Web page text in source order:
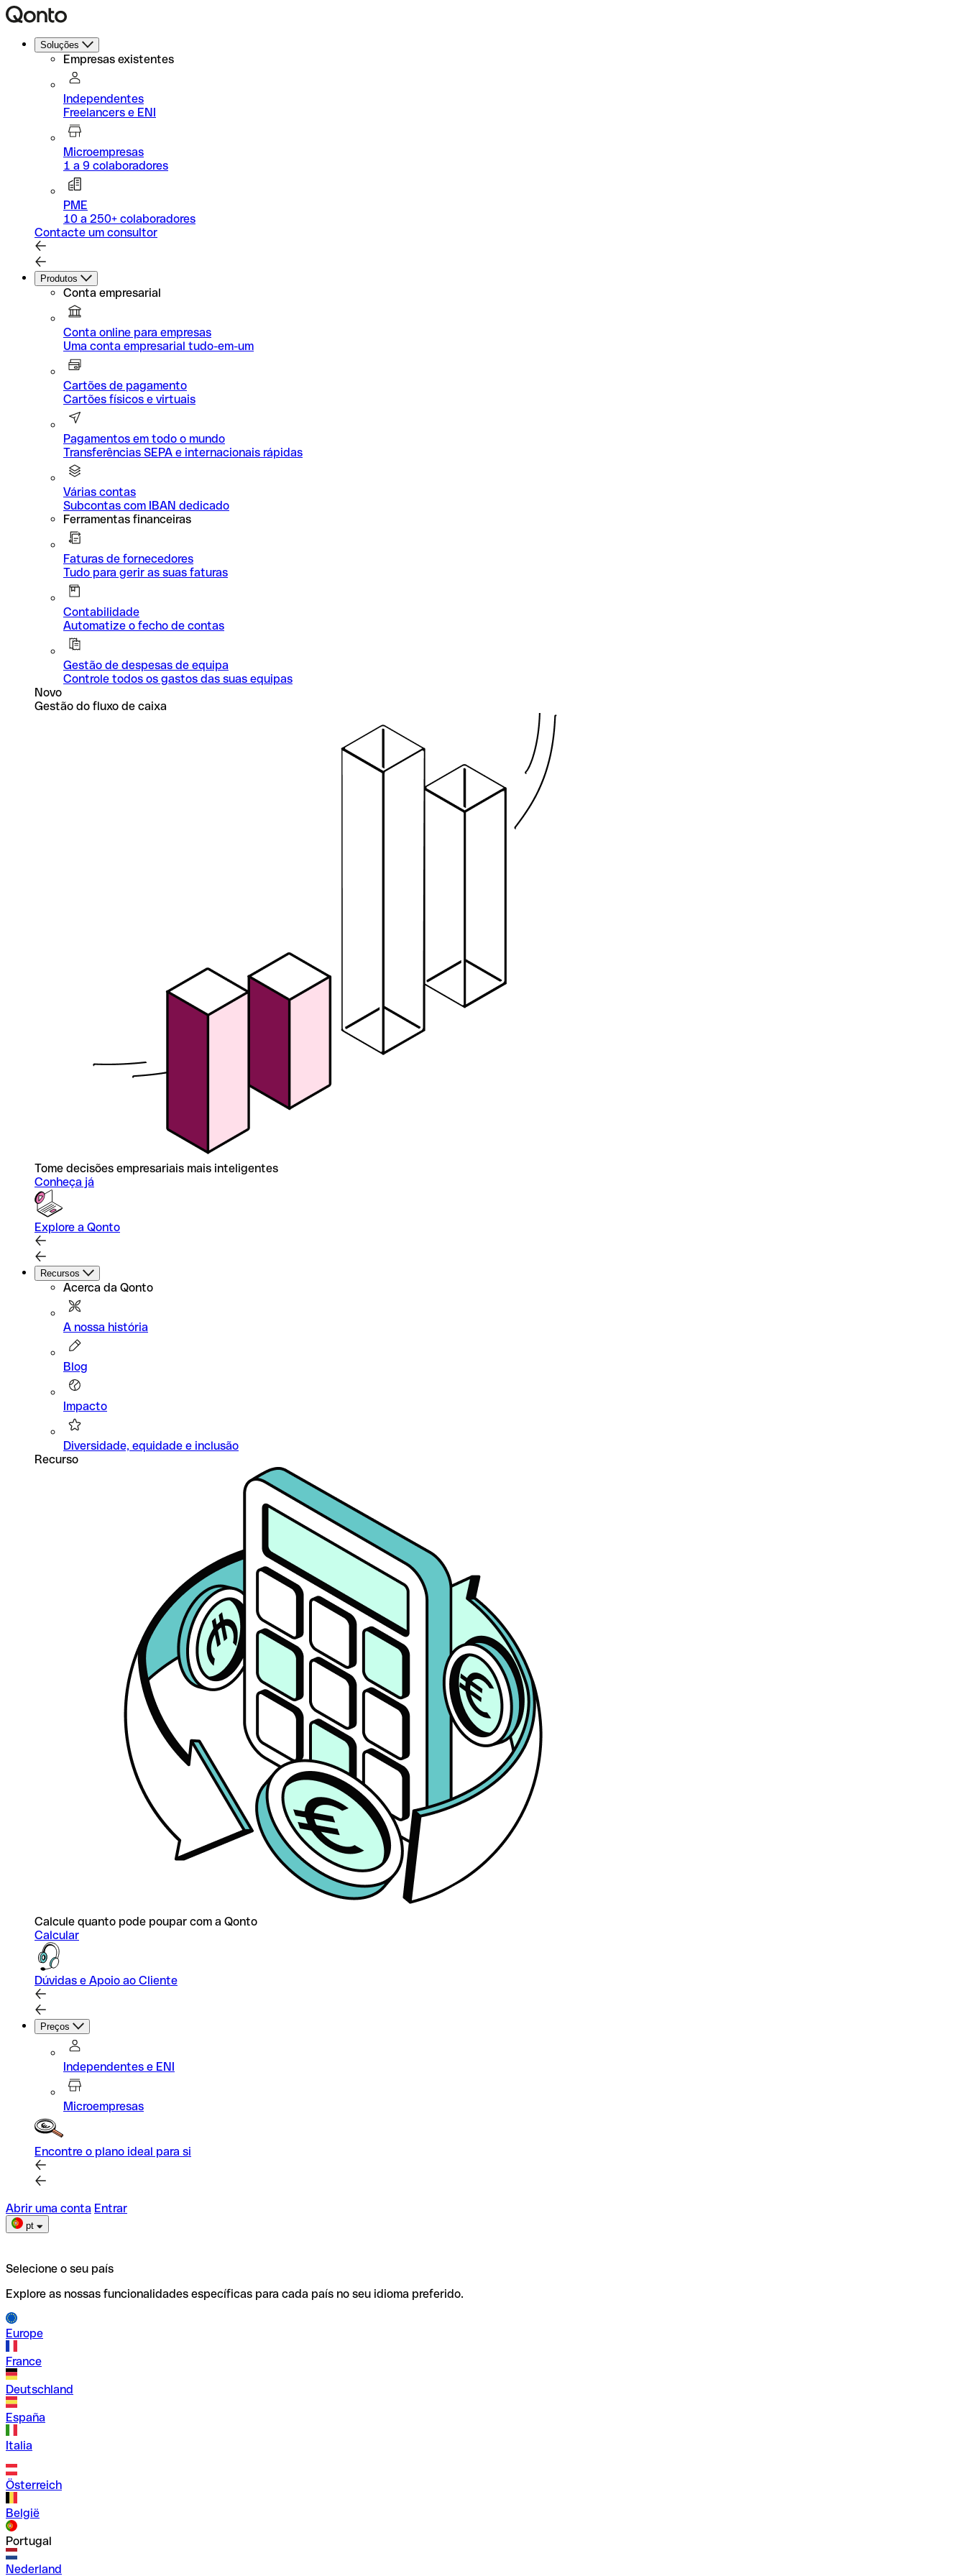
Soluções
Empresas existentes
Independentes
Freelancers e ENI
Microempresas
1 a 9 colaboradores
PME
10 a 250+ colaboradores
Contacte um consultor
Produtos
Conta empresarial
Conta online para empresas
Uma conta empresarial tudo-em-um
Cartões de pagamento
Cartões físicos e virtuais
Pagamentos em todo o mundo
Transferências SEPA e internacionais rápidas
Várias contas
Subcontas com IBAN dedicado
Ferramentas financeiras
Faturas de fornecedores
Tudo para gerir as suas faturas
Contabilidade
Automatize o fecho de contas
Gestão de despesas de equipa
Controle todos os gastos das suas equipas
Novo
Gestão do fluxo de caixa
Tome decisões empresariais mais inteligentes
Conheça já
Explore a Qonto
Recursos
Acerca da Qonto
A nossa história
Blog
Impacto
Diversidade, equidade e inclusão
Recurso
Calcule quanto pode poupar com a Qonto
Calcular
Dúvidas e Apoio ao Cliente
Preços
Independentes e ENI
Microempresas
Encontre o plano ideal para si
Abrir uma conta Entrar
pt
Selecione o seu país
Explore as nossas funcionalidades específicas para cada país no seu idioma preferido.
Europe
France
Deutschland
España
Italia
Österreich
België
Portugal
Nederland